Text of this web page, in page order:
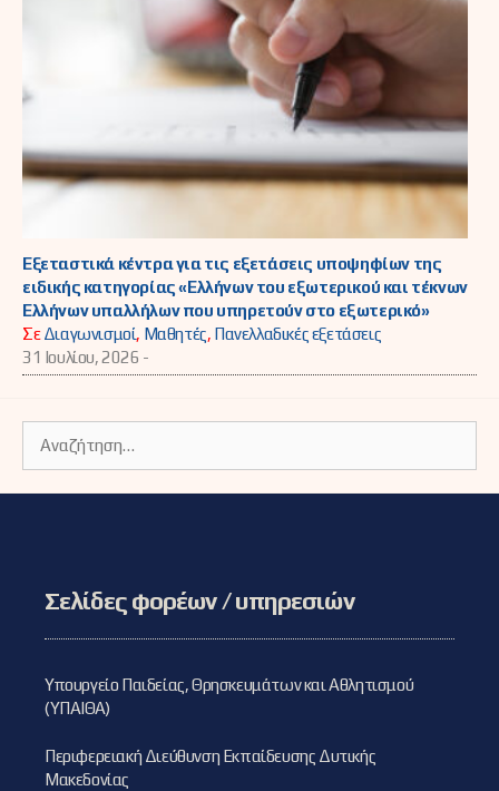
Εξεταστικά κέντρα για τις εξετάσεις υποψηφίων της
ειδικής κατηγορίας «Ελλήνων του εξωτερικού και τέκνων
Ελλήνων υπαλλήλων που υπηρετούν στο εξωτερικό»
ΣεΔιαγωνισμοί, Μαθητές, Πανελλαδικές εξετάσεις
31 Ιουλίου, 2026 -
για:
Σελίδες φορέων / υπηρεσιών
Υπουργείο Παιδείας, Θρησκευμάτων και Αθλητισμού
(ΥΠΑΙΘΑ)
Περιφερειακή Διεύθυνση Εκπαίδευσης Δυτικής
Μακεδονίας